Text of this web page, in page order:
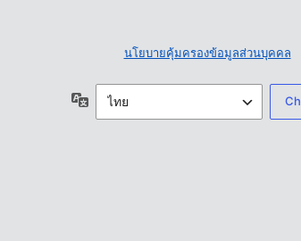
นโยบายคุ้มครองข้อมูลส่วนบุคคล
ภาษา